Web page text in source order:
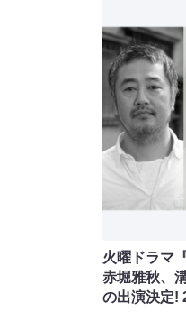
火曜ドラマ
赤堀雅秋、
の出演決定!